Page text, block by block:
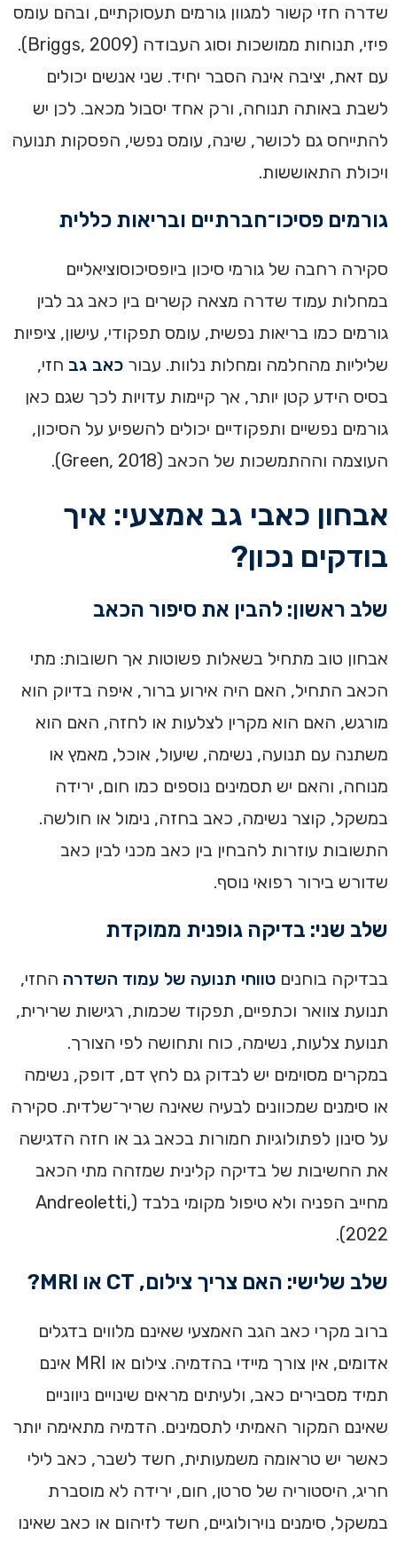
שדרה חזי קשור למגוון גורמים תעסוקתיים, ובהם עומס
פיזי, תנוחות ממושכות וסוג העבודה (Briggs, 2009).
עם זאת, יציבה אינה הסבר יחיד. שני אנשים יכולים
לשבת באותה תנוחה, ורק אחד יסבול מכאב. לכן יש
להתייחס גם לכושר, שינה, עומס נפשי, הפסקות תנועה
ויכולת התאוששות.
גורמים פסיכו־חברתיים ובריאות כללית
סקירה רחבה של גורמי סיכון ביופסיכוסוציאליים
במחלות עמוד שדרה מצאה קשרים בין כאב גב לבין
גורמים כמו בריאות נפשית, עומס תפקודי, עישון, ציפיות
שליליות מהחלמה ומחלות נלוות. עבור כאב גב חזי,
בסיס הידע קטן יותר, אך קיימות עדויות לכך שגם כאן
גורמים נפשיים ותפקודיים יכולים להשפיע על הסיכון,
העוצמה וההתמשכות של הכאב (Green, 2018).
אבחון כאבי גב אמצעי: איך
בודקים נכון?
שלב ראשון: להבין את סיפור הכאב
אבחון טוב מתחיל בשאלות פשוטות אך חשובות: מתי
הכאב התחיל, האם היה אירוע ברור, איפה בדיוק הוא
מורגש, האם הוא מקרין לצלעות או לחזה, האם הוא
משתנה עם תנועה, נשימה, שיעול, אוכל, מאמץ או
מנוחה, והאם יש תסמינים נוספים כמו חום, ירידה
במשקל, קוצר נשימה, כאב בחזה, נימול או חולשה.
התשובות עוזרות להבחין בין כאב מכני לבין כאב
שדורש בירור רפואי נוסף.
שלב שני: בדיקה גופנית ממוקדת
בבדיקה בוחנים טווחי תנועה של עמוד השדרה החזי,
תנועת צוואר וכתפיים, תפקוד שכמות, רגישות שרירית,
תנועת צלעות, נשימה, כוח ותחושה לפי הצורך.
במקרים מסוימים יש לבדוק גם לחץ דם, דופק, נשימה
או סימנים שמכוונים לבעיה שאינה שריר־שלדית. סקירה
על סינון לפתולוגיות חמורות בכאב גב או חזה הדגישה
את החשיבות של בדיקה קלינית שמזהה מתי הכאב
מחייב הפניה ולא טיפול מקומי בלבד (Andreoletti,
2022).
שלב שלישי: האם צריך צילום, CT או MRI?
ברוב מקרי כאב הגב האמצעי שאינם מלווים בדגלים
אדומים, אין צורך מיידי בהדמיה. צילום או MRI אינם
תמיד מסבירים כאב, ולעיתים מראים שינויים ניווניים
שאינם המקור האמיתי לתסמינים. הדמיה מתאימה יותר
כאשר יש טראומה משמעותית, חשד לשבר, כאב לילי
חריג, היסטוריה של סרטן, חום, ירידה לא מוסברת
במשקל, סימנים נוירולוגיים, חשד לזיהום או כאב שאינו